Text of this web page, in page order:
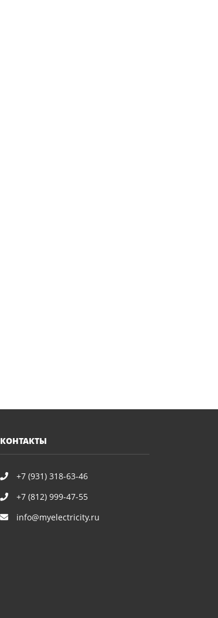
КОНТАКТЫ
+7 (931) 318-63-46
+7 (812) 999-47-55
info@myelectricity.ru